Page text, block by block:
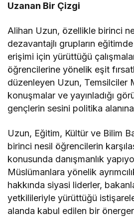
Uzanan Bir Çizgi
Alihan Uzun, özellikle birinci
dezavantajlı grupların
erişimi için yürüttüğü
öğrencilerine yönelik eşit
düzenleyen Uzun, Temsilciler
konuşmalar ve yayınladığı
gençlerin sesini politika alanına
Uzun, Eğitim, Kültür ve Bilim
birinci nesil öğrencilerin
konusunda danışmanlık
Müslümanlara yönelik
hakkında siyasi liderler,
yetkilileriyle yürüttüğü
alanda kabul edilen bir